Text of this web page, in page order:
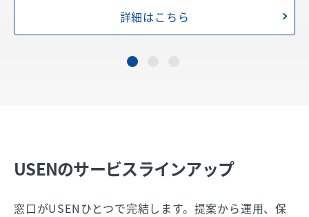
詳細はこちら
USENのサービスラインアップ
窓口がUSENひとつで完結します。提案から運用、保